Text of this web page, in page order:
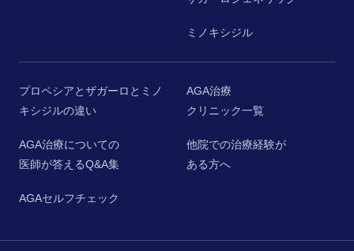
ミノキシジル
プロペシアとザガーロとミノ
キシジルの違い
AGA治療についての
医師が答えるQ&A集
AGAセルフチェック
AGA治療
クリニック一覧
他院での治療経験が
ある方へ